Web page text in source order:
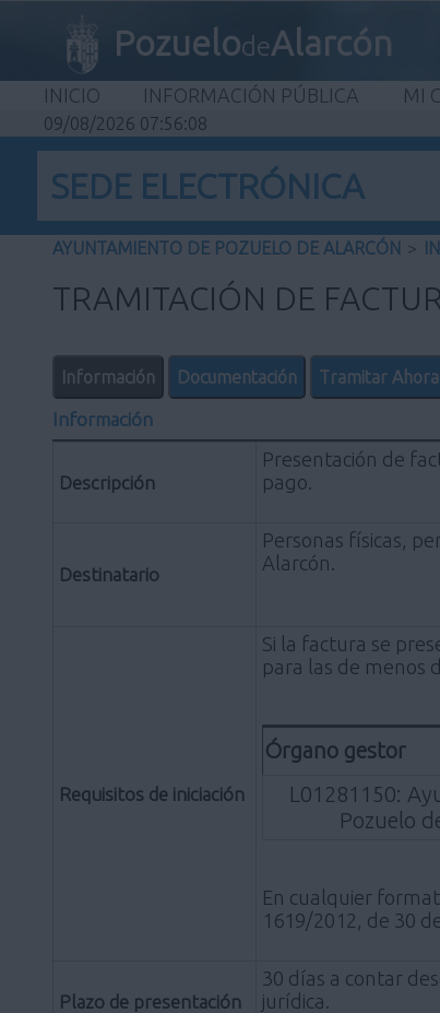
PozuelodeAlarcón
INICIO INFORMACIÓN PÚBLICA MI
09/08/2026 07:56:09
SEDE ELECTRÓNICA
AYUNTAMIENTO DE POZUELO DE ALARCÓN >
TRAMITACIÓN DE
Información Documentación Tramitar Ahora
Información
Descripción
Presentación de
pago.
Destinatario
Personas físicas,
Alarcón.
Requisitos de iniciación
Si la factura se
para las de menos
Órgano gestor
L01281150:
Pozuelo
En cualquier
1619/2012, de 30
Plazo de presentación
30 días a contar
jurídica.